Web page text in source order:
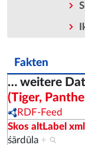
Fakten
… weitere
(Tiger,
RDF-Feed
Skos altLabel
śārdūla +